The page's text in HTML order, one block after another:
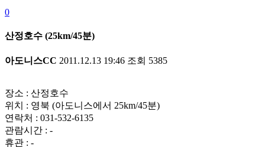
0
산정호수 (25km/45분)
아도니스CC 2011.12.13 19:46 조회 5385
장소 : 산정호수
위치 : 영북 (아도니스에서 25km/45분)
연락처 : 031-532-6135
관람시간 : -
휴관 : -